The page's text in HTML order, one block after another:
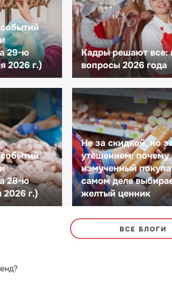
29-ю
2026 г.)
Кадры решают все:
вопросы 2026 года
28-ю
2026 г.)
Не за скидкой, но
утешением: почему
измученный
самом деле
желтый ценник
ВСЕ БЛОГИ